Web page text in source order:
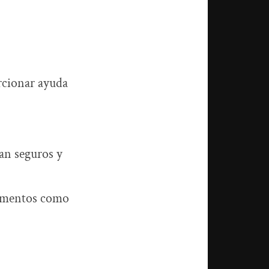
ayuda
seguros y
como